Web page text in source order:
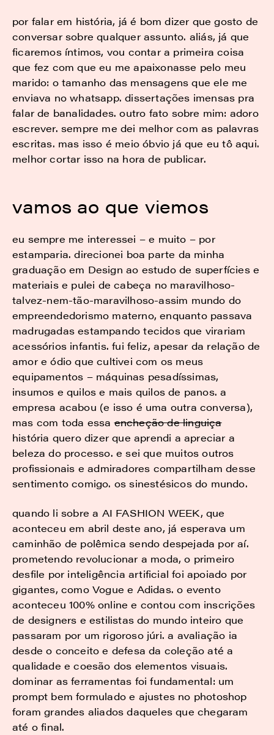
por falar em história, já é bom dizer que gosto de
conversar sobre qualquer assunto. aliás, já que
ficaremos íntimos, vou contar a primeira coisa
que fez com que eu me apaixonasse pelo meu
marido: o tamanho das mensagens que ele me
enviava no whatsapp. dissertações imensas pra
falar de banalidades. outro fato sobre mim: adoro
escrever. sempre me dei melhor com as palavras
escritas. mas isso é meio óbvio já que eu tô aqui.
melhor cortar isso na hora de publicar.
vamos ao que viemos
eu sempre me interessei – e muito – por
estamparia. direcionei boa parte da minha
graduação em Design ao estudo de superfícies e
materiais e pulei de cabeça no maravilhoso-
talvez-nem-tão-maravilhoso-assim mundo do
empreendedorismo materno, enquanto passava
madrugadas estampando tecidos que virariam
acessórios infantis. fui feliz, apesar da relação de
amor e ódio que cultivei com os meus
equipamentos – máquinas pesadíssimas,
insumos e quilos e mais quilos de panos. a
empresa acabou (e isso é uma outra conversa),
mas com toda essaencheção de linguiça
história quero dizer que aprendi a apreciar a
beleza do processo. e sei que muitos outros
profissionais e admiradores compartilham desse
sentimento comigo. os sinestésicos do mundo.
quando li sobre a AI FASHION WEEK, que
aconteceu em abril deste ano, já esperava um
caminhão de polêmica sendo despejada por aí.
prometendo revolucionar a moda, o primeiro
desfile por inteligência artificial foi apoiado por
gigantes, como Vogue e Adidas. o evento
aconteceu 100% online e contou com inscrições
de designers e estilistas do mundo inteiro que
passaram por um rigoroso júri. a avaliação ia
desde o conceito e defesa da coleção até a
qualidade e coesão dos elementos visuais.
dominar as ferramentas foi fundamental: um
prompt bem formulado e ajustes no photoshop
foram grandes aliados daqueles que chegaram
até o final.